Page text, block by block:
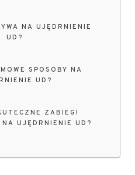
NA UJĘDRNIENIE
UD?
SPOSOBY NA
UD?
ZABIEGI
NA UJĘDRNIENIE UD?